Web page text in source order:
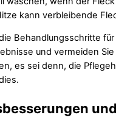
kann verbleibende
Behandlungsschritte für
und vermeiden
es sei denn, die